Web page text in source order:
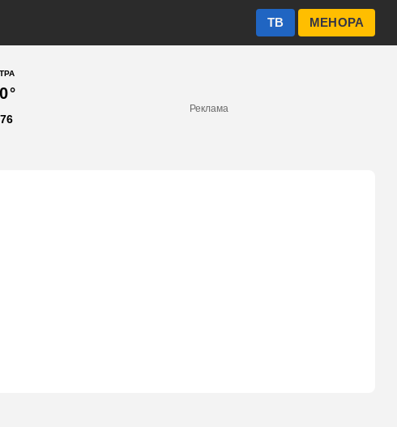
МЕНОРА
ТВ
°
Реклама